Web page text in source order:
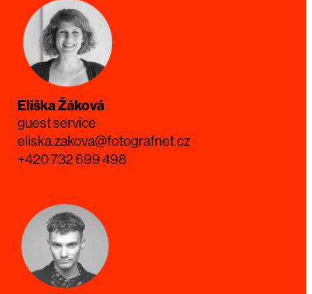
Eliška Žáková
guest service
eliska.zakova@fotografnet.cz
+420 732 699 498